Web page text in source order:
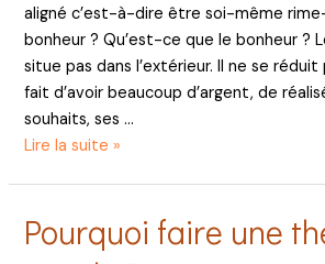
aligné c’est-à-dire être soi-même
bonheur ? Qu’est-ce que le bonheur ?
situe pas dans l’extérieur. Il ne se
fait d’avoir beaucoup d’argent, de
souhaits, ses …
Le
être
soi
Lire la suite »
Pourquoi faire une